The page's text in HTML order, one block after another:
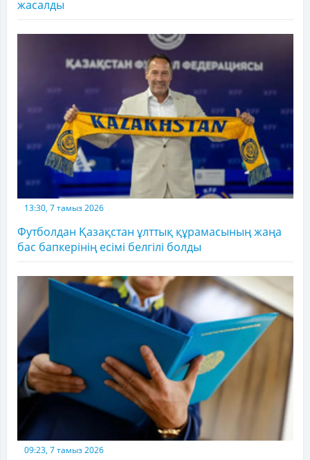
жасалды
13:30, 7 тамыз 2026
Футболдан Қазақстан ұлттық құрамасының жаңа
бас бапкерінің есімі белгілі болды
09:23, 7 тамыз 2026